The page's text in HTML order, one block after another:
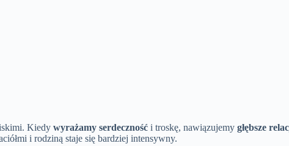
Kiedy wyrażamy serdeczność i troskę, nawiązujemy głębsze
i rodziną staje się bardziej intensywny.